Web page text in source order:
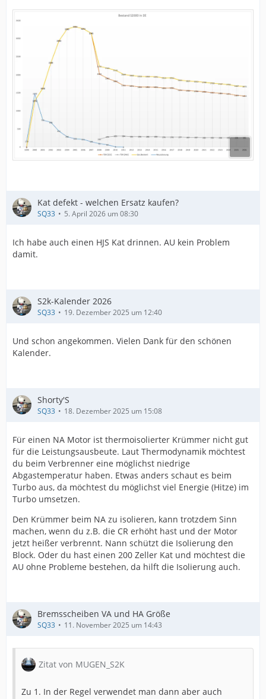
Kat defekt - welchen Ersatz kaufen?
SQ33 5. April 2026 um 08:30
Ich habe auch einen HJS Kat drinnen. AU kein Problem
damit.
S2k-Kalender 2026
SQ33 19. Dezember 2025 um 12:40
Und schon angekommen. Vielen Dank für den schönen
Kalender.
Shorty'S
SQ33 18. Dezember 2025 um 15:08
Für einen NA Motor ist thermoisolierter Krümmer nicht gut
für die Leistungsausbeute. Laut Thermodynamik möchtest
du beim Verbrenner eine möglichst niedrige
Abgastemperatur haben. Etwas anders schaut es beim
Turbo aus, da möchtest du möglichst viel Energie (Hitze) im
Turbo umsetzen.
Den Krümmer beim NA zu isolieren, kann trotzdem Sinn
machen, wenn du z.B. die CR erhöht hast und der Motor
jetzt heißer verbrennt. Nann schützt die Isolierung den
Block. Oder du hast einen 200 Zeller Kat und möchtest die
AU ohne Probleme bestehen, da hilft die Isolierung auch.
Bremsscheiben VA und HA Größe
SQ33 11. November 2025 um 14:43
Zitat von MUGEN_S2K
Zu 1. In der Regel verwendet man dann aber auch